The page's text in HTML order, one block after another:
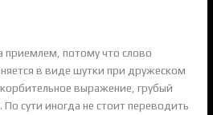
приемлем, потому что слово
в виде шутки при дружеском
выражение, грубый
По сути иногда не стоит переводить